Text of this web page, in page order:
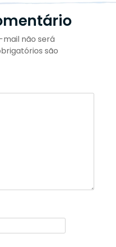
mail não será
são